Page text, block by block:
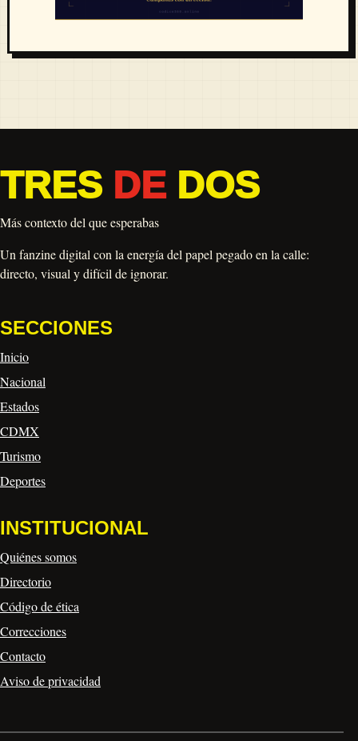
TRES DEDOS
Más contexto del que esperabas
Un fanzine digital con la energía del papel pegado en la calle:
directo, visual y difícil de ignorar.
SECCIONES
Inicio
Nacional
Estados
CDMX
Turismo
Deportes
INSTITUCIONAL
Quiénes somos
Directorio
Código de ética
Correcciones
Contacto
Aviso de privacidad